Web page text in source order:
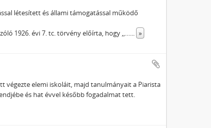
létesített és állami támogatással működő
1926. évi 7. tc. törvény előírta, hogy ,,…... »
végezte elemi iskoláit, majd tanulmányait a Piarista
és hat évvel később fogadalmat tett.